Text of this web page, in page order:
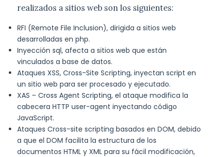
realizados a sitios web son los siguientes:
RFI (Remote File Inclusion), dirigida a sitios web
desarrolladas en php.
Inyección sql, afecta a sitios web que están
vinculados a base de datos.
Ataques XSS, Cross-Site Scripting, inyectan script en
un sitio web para ser procesado y ejecutado.
XAS – Cross Agent Scripting, el ataque modifica la
cabecera HTTP user-agent inyectando código
JavaScript.
Ataques Cross-site scripting basados en DOM, debido
a que el DOM facilita la estructura de los
documentos HTML y XML para su fácil modificación,